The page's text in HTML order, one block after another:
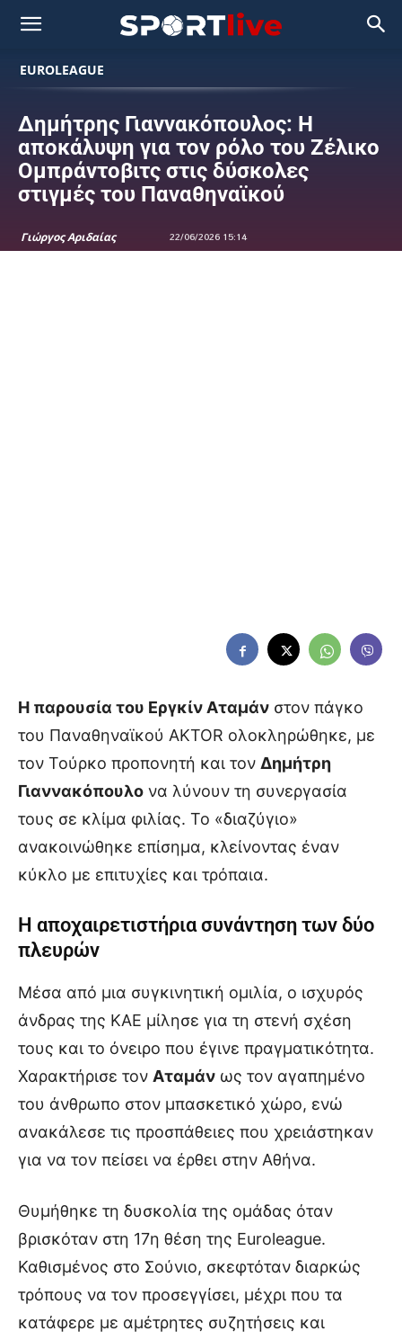
EUROLEAGUE
Δημήτρης Γιαννακόπουλος: Η
αποκάλυψη για τον ρόλο του Ζέλικο
Ομπράντοβιτς στις δύσκολες
στιγμές του Παναθηναϊκού
Γιώργος Αριδαίας 22/06/2026 15:14
Η παρουσία του Εργκίν Αταμάν στον πάγκο
του Παναθηναϊκού AKTOR ολοκληρώθηκε, με
τον Τούρκο προπονητή και τον Δημήτρη
Γιαννακόπουλο να λύνουν τη συνεργασία
τους σε κλίμα φιλίας. Το «διαζύγιο»
ανακοινώθηκε επίσημα, κλείνοντας έναν
κύκλο με επιτυχίες και τρόπαια.
Η αποχαιρετιστήρια συνάντηση των δύο
πλευρών
Μέσα από μια συγκινητική ομιλία, ο ισχυρός
άνδρας της ΚΑΕ μίλησε για τη στενή σχέση
τους και το όνειρο που έγινε πραγματικότητα.
Χαρακτήρισε τον Αταμάν ως τον αγαπημένο
του άνθρωπο στον μπασκετικό χώρο, ενώ
ανακάλεσε τις προσπάθειες που χρειάστηκαν
για να τον πείσει να έρθει στην Αθήνα.
Θυμήθηκε τη δυσκολία της ομάδας όταν
βρισκόταν στη 17η θέση της Euroleague.
Καθισμένος στο Σούνιο, σκεφτόταν διαρκώς
τρόπους να τον προσεγγίσει, μέχρι που τα
κατάφερε με αμέτρητες συζητήσεις και